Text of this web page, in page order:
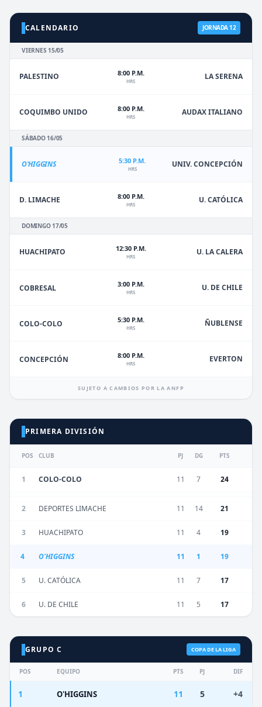
CALENDARIO JORNADA 12
VIERNES 15/05
PALESTINO 8:00 P.M.
HRS LA SERENA
COQUIMBO UNIDO 8:00 P.M.
HRS AUDAX ITALIANO
SÁBADO 16/05
O'HIGGINS 5:30 P.M.
HRS UNIV. CONCEPCIÓN
D. LIMACHE 8:00 P.M.
HRS U. CATÓLICA
DOMINGO 17/05
HUACHIPATO 12:30 P.M.
HRS U. LA CALERA
COBRESAL 3:00 P.M.
HRS U. DE CHILE
COLO-COLO 5:30 P.M.
HRS ÑUBLENSE
CONCEPCIÓN 8:00 P.M.
HRS EVERTON
SUJETO A CAMBIOS POR LA ANFP
PRIMERA DIVISIÓN
POS CLUB PJ DG PTS
1 COLO-COLO 11 7 24
2 DEPORTES LIMACHE 11 14 21
3 HUACHIPATO 11 4 19
4 O'HIGGINS 11 1 19
5 U. CATÓLICA 11 7 17
6 U. DE CHILE 11 5 17
GRUPO C COPA DE LA LIGA
POS EQUIPO PTS PJ DIF
1 O'HIGGINS 11 5 +4